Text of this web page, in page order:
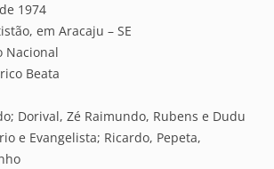
1974
em Aracaju – SE
Nacional
Beata
Dorival, Zé Raimundo, Rubens e Dudu
e Evangelista; Ricardo, Pepeta,